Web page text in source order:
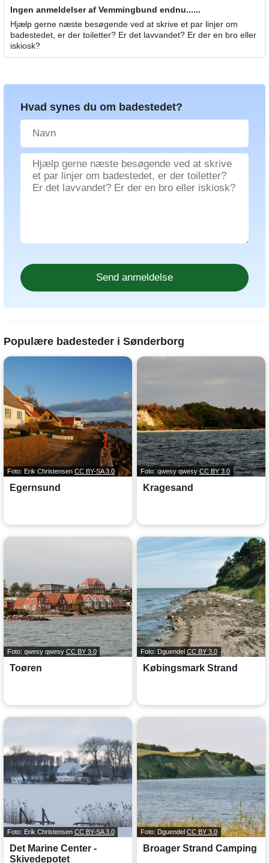
Ingen anmeldelser af Vemmingbund endnu......
Hjælp gerne næste besøgende ved at skrive et par linjer om
badestedet, er der toiletter? Er det lavvandet? Er der en bro eller
iskiosk?
Hvad synes du om badestedet?
Populære badesteder i Sønderborg
Foto: Erik Christensen CC BY-SA 3.0
Egernsund
Foto: qwesy qwesy CC BY 3.0
Kragesand
Foto: qwesy qwesy CC BY 3.0
Toøren
Foto: Dguendel CC BY 3.0
Købingsmark Strand
Foto: Erik Christensen CC BY-SA 3.0
Det Marine Center -
Skivedepotet
Foto: Dguendel CC BY 3.0
Broager Strand Camping